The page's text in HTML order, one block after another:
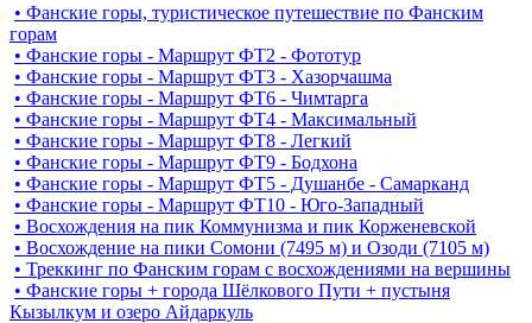
• Фанские горы, туристическое путешествие по Фанским
горам
• Фанские горы - Маршрут ФТ2 - Фототур
• Фанские горы - Маршрут ФТ3 - Хазорчашма
• Фанские горы - Маршрут ФТ6 - Чимтарга
• Фанские горы - Маршрут ФТ4 - Максимальный
• Фанские горы - Маршрут ФТ8 - Легкий
• Фанские горы - Маршрут ФТ9 - Бодхона
• Фанские горы - Маршрут ФТ5 - Душанбе - Самарканд
• Фанские горы - Маршрут ФТ10 - Юго-Западный
• Восхождения на пик Коммунизма и пик Корженевской
• Восхождение на пики Сомони (7495 м) и Озоди (7105 м)
• Треккинг по Фанским горам c восхождениями на вершины
• Фанские горы + города Шёлкового Пути + пустыня
Кызылкум и озеро Айдаркуль